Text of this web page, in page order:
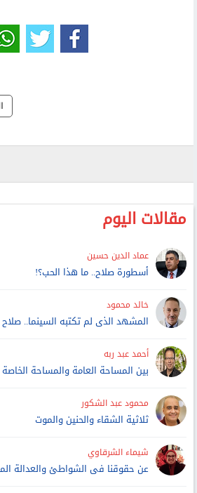
مقالات اليوم
عماد الدين حسين
أسطورة صلاح.. ما هذا الحب؟!
خالد محمود
المشهد الذى لم تكتبه السينما..
أحمد عبد ربه
بين المساحة العامة والمساحة الخاصة
محمود عبد الشكور
ثلاثية الشقاء والحنين والموت
شيماء الشرقاوي
عن حقوقنا فى الشواطئ والعدالة